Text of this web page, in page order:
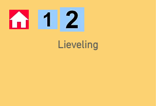
Lieveling